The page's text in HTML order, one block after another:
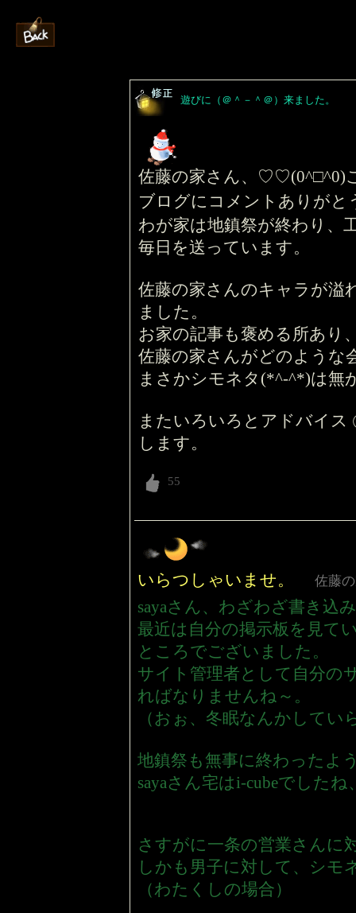
遊びに（＠＾－＾＠）来ました。
佐藤の家さん、
ブログにコメントありが
わが家は地鎮祭が終わり、
毎日を送っています。
佐藤の家さんのキャラが溢
ました。
お家の記事も褒める所あり
佐藤の家さんがどのような
まさかシモネタ(*^-^*)は無
またいろいろとアドバイ
します。
いらつしゃいませ。 佐藤
sayaさん、わざわざ書き込
最近は自分の掲示板を見て
ところでございました。
サイト管理者として自分の
ればなりませんね～。
（おぉ、冬眠なんかしてい
地鎮祭も無事に終わったよ
sayaさん宅はi-cubeでした
さすがに一条の営業さんに
しかも男子に対して、シモ
（わたくしの場合）